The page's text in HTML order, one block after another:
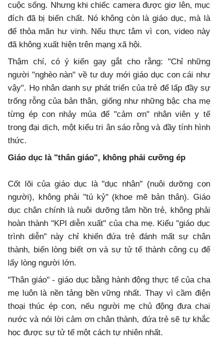
cuộc sống. Nhưng khi chiếc camera được giơ lên, mục
đích đã bị biến chất. Nó không còn là giáo dục, mà là
để thỏa mãn hư vinh. Nếu thực tâm vì con, video này
đã không xuất hiện trên mạng xã hội.
Thậm chí, có ý kiến gay gắt cho rằng: "Chỉ những
người "nghèo nàn" về tư duy mới giáo dục con cái như
vậy". Họ nhân danh sự phát triển của trẻ để lấp đầy sự
trống rỗng của bản thân, giống như những bậc cha mẹ
từng ép con nhảy múa để "cảm ơn" nhân viên y tế
trong đại dịch, một kiểu tri ân sáo rỗng và đầy tính hình
thức.
Giáo dục là "thân giáo", không phải cưỡng ép
Cốt lõi của giáo dục là "dục nhân" (nuôi dưỡng con
người), không phải "tú kỷ" (khoe mẽ bản thân). Giáo
dục chân chính là nuôi dưỡng tâm hồn trẻ, không phải
hoàn thành "KPI diễn xuất" của cha mẹ. Kiểu "giáo dục
trình diễn" này chỉ khiến đứa trẻ đánh mất sự chân
thành, biến lòng biết ơn và sự tử tế thành công cụ để
lấy lòng người lớn.
"Thân giáo" - giáo dục bằng hành động thực tế của cha
mẹ luôn là nền tảng bền vững nhất. Thay vì cầm điện
thoại thúc ép con, nếu người mẹ chủ động đưa chai
nước và nói lời cảm ơn chân thành, đứa trẻ sẽ tự khắc
học được sự tử tế một cách tự nhiên nhất.